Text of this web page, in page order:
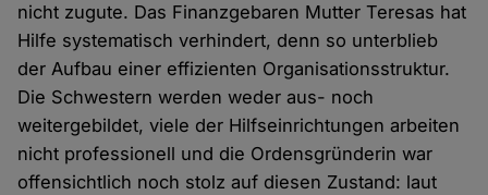
nicht zugute. Das Finanzgebaren Mutter Teresas hat
Hilfe systematisch verhindert, denn so unterblieb
der Aufbau einer effizienten Organisationsstruktur.
Die Schwestern werden weder aus- noch
weitergebildet, viele der Hilfseinrichtungen arbeiten
nicht professionell und die Ordensgründerin war
offensichtlich noch stolz auf diesen Zustand: laut